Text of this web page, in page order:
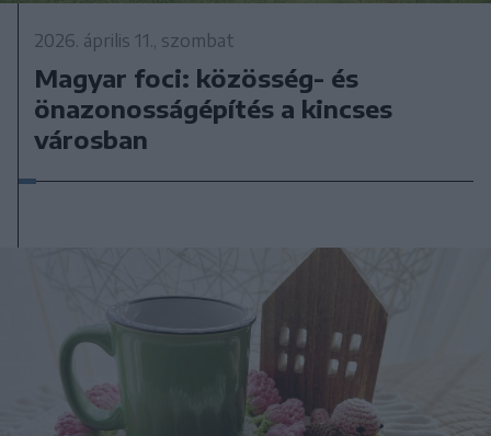
2026. április 11., szombat
Magyar foci: közösség- és
önazonosságépítés a kincses
városban